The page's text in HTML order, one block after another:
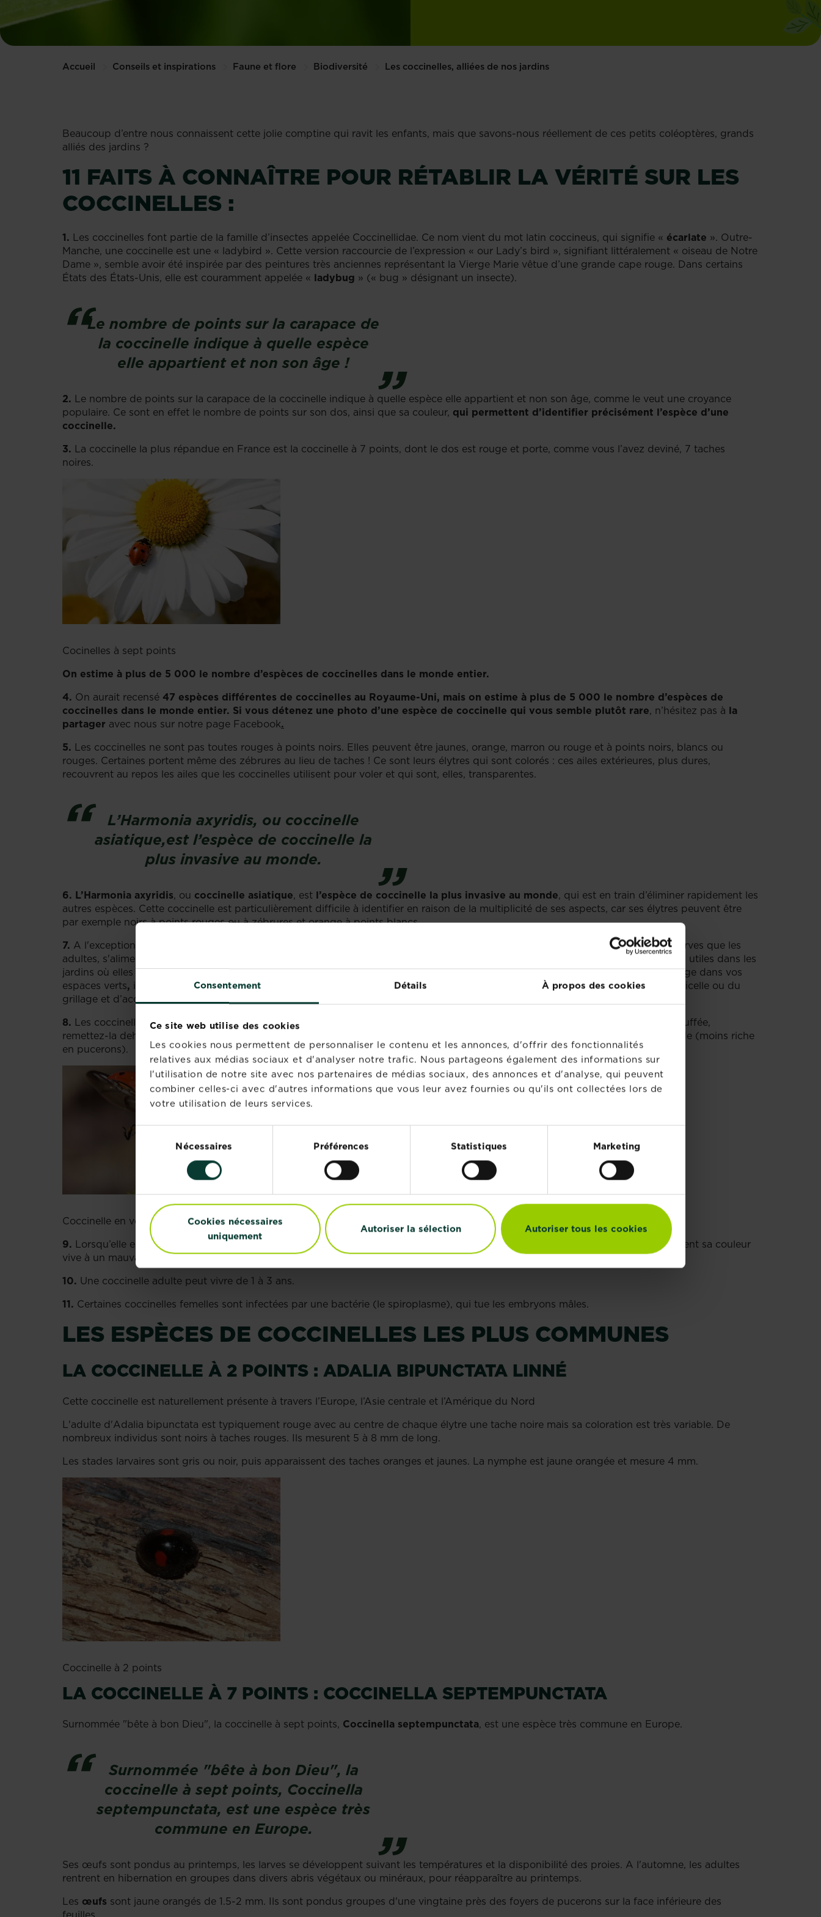
Consentement Détails À propos des cookies
Ce site web utilise des cookies
Les cookies nous permettent de personnaliser le contenu et les annonces, d'offrir des fonctionnalités
relatives aux médias sociaux et d'analyser notre trafic. Nous partageons également des informations sur
l'utilisation de notre site avec nos partenaires de médias sociaux, des annonces et d'analyse, qui peuvent
combiner celles-ci avec d'autres informations que vous leur avez fournies ou qu'ils ont collectées lors de
votre utilisation de leurs services.
consentement
Nécessaires Préférences Statistiques Marketing
Cookies nécessaires
uniquement
Autoriser la sélection Autoriser tous les cookies
Accueil Conseils et inspirations Faune et flore Biodiversité Les coccinelles, alliées de nos jardins
Beaucoup d’entre nous connaissent cette jolie comptine qui ravit les enfants, mais que savons-nous réellement de ces petits coléoptères, grands
alliés des jardins ?
11 FAITS À CONNAÎTRE POUR RÉTABLIR LA VÉRITÉ SUR LES
COCCINELLES :
1. Les coccinelles font partie de la famille d’insectes appelée Coccinellidae. Ce nom vient du mot latin coccineus, qui signifie « écarlate ». Outre-
Manche, une coccinelle est une « ladybird ». Cette version raccourcie de l’expression « our Lady’s bird », signifiant littéralement « oiseau de Notre
Dame », semble avoir été inspirée par des peintures très anciennes représentant la Vierge Marie vêtue d’une grande cape rouge. Dans certains
États des États-Unis, elle est couramment appelée « ladybug » (« bug » désignant un insecte).
Le nombre de points sur la carapace de
la coccinelle indique à quelle espèce
elle appartient et non son âge !
2. Le nombre de points sur la carapace de la coccinelle indique à quelle espèce elle appartient et non son âge, comme le veut une croyance
populaire. Ce sont en effet le nombre de points sur son dos, ainsi que sa couleur, qui permettent d’identifier précisément l’espèce d’une
coccinelle.
3. La coccinelle la plus répandue en France est la coccinelle à 7 points, dont le dos est rouge et porte, comme vous l’avez deviné, 7 taches
noires.
Cocinelles à sept points
On estime à plus de 5 000 le nombre d’espèces de coccinelles dans le monde entier.
4. On aurait recensé 47 espèces différentes de coccinelles au Royaume-Uni, mais on estime à plus de 5 000 le nombre d’espèces de
coccinelles dans le monde entier. Si vous détenez une photo d’une espèce de coccinelle qui vous semble plutôt rare, n’hésitez pas à la
partager avec nous sur notre page Facebook.
5. Les coccinelles ne sont pas toutes rouges à points noirs. Elles peuvent être jaunes, orange, marron ou rouge et à points noirs, blancs ou
rouges. Certaines portent même des zébrures au lieu de taches ! Ce sont leurs élytres qui sont colorés : ces ailes extérieures, plus dures,
recouvrent au repos les ailes que les coccinelles utilisent pour voler et qui sont, elles, transparentes.
L’Harmonia axyridis, ou coccinelle
asiatique,est l’espèce de coccinelle la
plus invasive au monde.
6. L’Harmonia axyridis, ou coccinelle asiatique, est l’espèce de coccinelle la plus invasive au monde, qui est en train d’éliminer rapidement les
autres espèces. Cette coccinelle est particulièrement difficile à identifier en raison de la multiplicité de ses aspects, car ses élytres peuvent être
par exemple noirs à points rouges ou à zébrures et orange à points blancs.
7. A l'exception d'un petit nombre d'espèces se nourrissant de plantes ou de champignons, toutes les coccinelles, aussi bien les larves que les
adultes, s'alimentent d'
, c’est pourquoi elles sont si utiles dans les
jardins où elles constituent une alternative aux produits chimiques à pulvériser. Pouracheter vos coccinelleset en attirer davantage dans vos
espaces verts, il vous suffit de créer un abri à coccinelles tout simple en attachant ensemble quelques pommes de pin avec de la ficelle ou du
grillage et d’accrocher ensuite ce refuge dans un endroit abrité de votre jardin.
8. Les coccinelles hibernent ou entrent en diapause d’octobre à février. Si vous
dans une maison bien chauffée,
remettez-la dehors
pour qu’elle poursuive son hibernation et ne meure pas de faim pendant la saison froide (moins riche
en pucerons).
Coccinelle en vol
9. Lorsqu’elle est attaquée, la coccinelle émet de petites gouttes d’un liquide jaune au goût peu agréable. Ainsi, les oiseaux associent sa couleur
vive à un mauvais goût, ce qui permet à ce coléoptère de ne pas être pourchassé.
10. Une coccinelle adulte peut vivre de 1 à 3 ans.
11. Certaines coccinelles femelles sont infectées par une bactérie (le spiroplasme), qui tue les embryons mâles.
LES ESPÈCES DE COCCINELLES LES PLUS COMMUNES
LA COCCINELLE À 2 POINTS : ADALIA BIPUNCTATA LINNÉ
Cette coccinelle est naturellement présente à travers l’Europe, l’Asie centrale et l’Amérique du Nord
L'adulte d'Adalia bipunctata est typiquement rouge avec au centre de chaque élytre une tache noire mais sa coloration est très variable. De
nombreux individus sont noirs à taches rouges. Ils mesurent 5 à 8 mm de long.
Les stades larvaires sont gris ou noir, puis apparaissent des taches oranges et jaunes. La nymphe est jaune orangée et mesure 4 mm.
Coccinelle à 2 points
LA COCCINELLE À 7 POINTS : COCCINELLA SEPTEMPUNCTATA
Surnommée "bête à bon Dieu", la coccinelle à sept points, Coccinella septempunctata, est une espèce très commune en Europe.
Surnommée "bête à bon Dieu", la
coccinelle à sept points, Coccinella
septempunctata, est une espèce très
commune en Europe.
Ses œufs sont pondus au printemps, les larves se développent suivant les températures et la disponibilité des proies. A l'automne, les adultes
rentrent en hibernation en groupes dans divers abris végétaux ou minéraux, pour réapparaître au printemps.
Les œufs sont jaune orangés de 1.5-2 mm. Ils sont pondus groupes d'une vingtaine près des foyers de pucerons sur la face inférieure des
feuilles.